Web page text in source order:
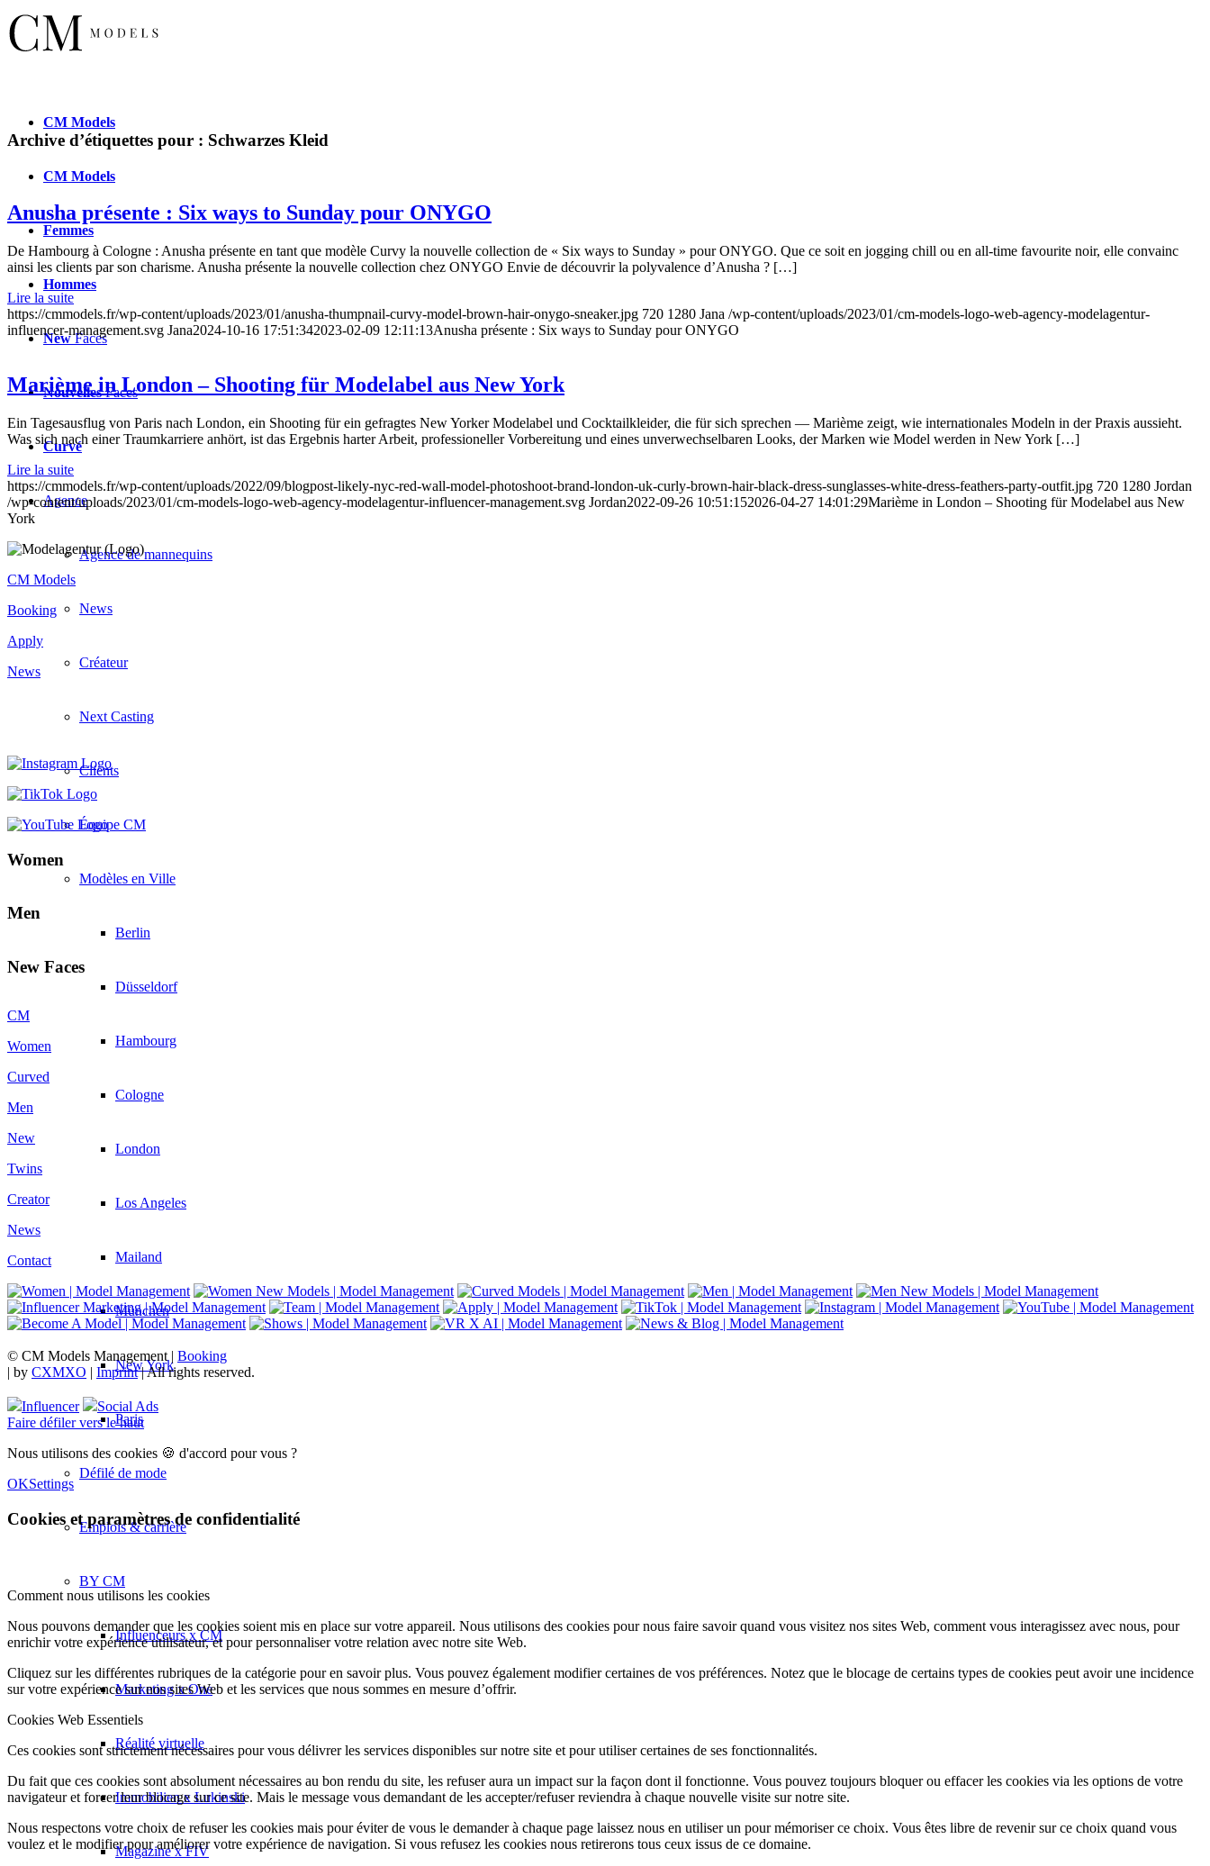
CM Models
CM Models
Femmes
Hommes
NewFaces
NouvellesFaces
Curvé
Agence
Agence de mannequins
News
Créateur
Next Casting
Clients
Équipe CM
Modèles en Ville
Berlin
Düsseldorf
Hambourg
Cologne
London
Los Angeles
Mailand
München
New York
Paris
Défilé de mode
Emplois & carrière
BY CM
Influenceurs x CM
Marketing x One
Réalité virtuelle
Immobilien x Lukinski
Magazine x FIV
Archive d’étiquettes pour : Schwarzes Kleid
Anusha présente : Six ways to Sunday pour ONYGO
De Hambourg à Cologne : Anusha présente en tant que modèle Curvy la nouvelle collection de « Six ways to Sunday » pour ONYGO. Que ce soit en jogging chill ou en all-time favourite noir, elle convainc
ainsi les clients par son charisme. Anusha présente la nouvelle collection chez ONYGO Envie de découvrir la polyvalence d’Anusha ? […]
Lire la suite
https://cmmodels.fr/wp-content/uploads/2023/01/anusha-thumpnail-curvy-model-brown-hair-onygo-sneaker.jpg 720 1280 Jana /wp-content/uploads/2023/01/cm-models-logo-web-agency-modelagentur-
influencer-management.svg Jana2024-10-16 17:51:342023-02-09 12:11:13Anusha présente : Six ways to Sunday pour ONYGO
Marième in London – Shooting für Modelabel aus New York
Ein Tagesausflug von Paris nach London, ein Shooting für ein gefragtes New Yorker Modelabel und Cocktailkleider, die für sich sprechen — Marième zeigt, wie internationales Modeln in der Praxis aussieht.
Was sich nach einer Traumkarriere anhört, ist das Ergebnis harter Arbeit, professioneller Vorbereitung und eines unverwechselbaren Looks, der Marken wie Model werden in New York […]
Lire la suite
https://cmmodels.fr/wp-content/uploads/2022/09/blogpost-likely-nyc-red-wall-model-photoshoot-brand-london-uk-curly-brown-hair-black-dress-sunglasses-white-dress-feathers-party-outfit.jpg 720 1280 Jordan
/wp-content/uploads/2023/01/cm-models-logo-web-agency-modelagentur-influencer-management.svg Jordan2022-09-26 10:51:152026-04-27 14:01:29Marième in London – Shooting für Modelabel aus New
York
CM Models
Booking
Apply
News
Women
Men
New Faces
CM
Women
Curved
Men
New
Twins
Creator
News
Contact
© CM Models Management | Booking
| by CXMXO | Imprint| All rights reserved.
Influencer
Social Ads
Faire défiler vers le haut
Nous utilisons des cookies 🍪 d'accord pour vous ?
OKSettings
Cookies et paramètres de confidentialité
Comment nous utilisons les cookies
Nous pouvons demander que les cookies soient mis en place sur votre appareil. Nous utilisons des cookies pour nous faire savoir quand vous visitez nos sites Web, comment vous interagissez avec nous, pour
enrichir votre expérience utilisateur, et pour personnaliser votre relation avec notre site Web.
Cliquez sur les différentes rubriques de la catégorie pour en savoir plus. Vous pouvez également modifier certaines de vos préférences. Notez que le blocage de certains types de cookies peut avoir une incidence
sur votre expérience sur nos sites Web et les services que nous sommes en mesure d’offrir.
Cookies Web Essentiels
Ces cookies sont strictement nécessaires pour vous délivrer les services disponibles sur notre site et pour utiliser certaines de ses fonctionnalités.
Du fait que ces cookies sont absolument nécessaires au bon rendu du site, les refuser aura un impact sur la façon dont il fonctionne. Vous pouvez toujours bloquer ou effacer les cookies via les options de votre
navigateur et forcer leur blocage sur ce site. Mais le message vous demandant de les accepter/refuser reviendra à chaque nouvelle visite sur notre site.
Nous respectons votre choix de refuser les cookies mais pour éviter de vous le demander à chaque page laissez nous en utiliser un pour mémoriser ce choix. Vous êtes libre de revenir sur ce choix quand vous
voulez et le modifier pour améliorer votre expérience de navigation. Si vous refusez les cookies nous retirerons tous ceux issus de ce domaine.